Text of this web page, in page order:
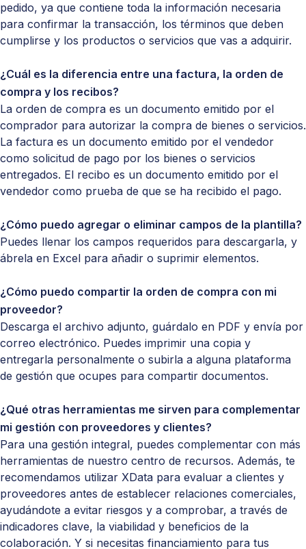
pedido, ya que contiene toda la información necesaria
para confirmar la transacción, los términos que deben
cumplirse y los productos o servicios que vas a adquirir.
¿Cuál es la diferencia entre una factura, la orden de
compra y los recibos?
La orden de compra es un documento emitido por el
comprador para autorizar la compra de bienes o servicios.
La factura es un documento emitido por el vendedor
como solicitud de pago por los bienes o servicios
entregados. El recibo es un documento emitido por el
vendedor como prueba de que se ha recibido el pago.
¿Cómo puedo agregar o eliminar campos de la plantilla?
Puedes llenar los campos requeridos para descargarla, y
ábrela en Excel para añadir o suprimir elementos.
¿Cómo puedo compartir la orden de compra con mi
proveedor?
Descarga el archivo adjunto, guárdalo en PDF y envía por
correo electrónico. Puedes imprimir una copia y
entregarla personalmente o subirla a alguna plataforma
de gestión que ocupes para compartir documentos.
¿Qué otras herramientas me sirven para complementar
mi gestión con proveedores y clientes?
Para una gestión integral, puedes complementar con más
herramientas de nuestro centro de recursos. Además, te
recomendamos utilizar XData para evaluar a clientes y
proveedores antes de establecer relaciones comerciales,
ayudándote a evitar riesgos y a comprobar, a través de
indicadores clave, la viabilidad y beneficios de la
colaboración. Y si necesitas financiamiento para tus